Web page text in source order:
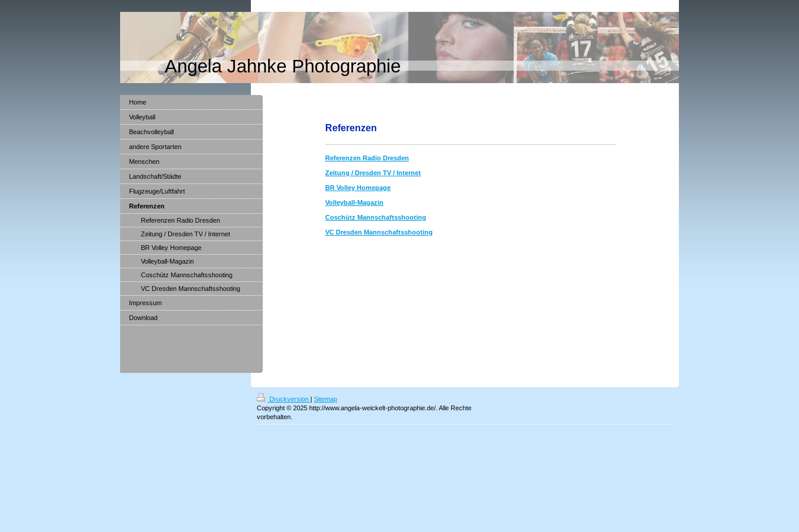
Angela Jahnke Photographie
Referenzen
Referenzen Radio Dresden
Zeitung / Dresden TV / Internet
BR Volley Homepage
Volleyball-Magazin
Coschütz Mannschaftsshooting
VC Dresden Mannschaftsshooting
Home
Volleyball
Beachvolleyball
andere Sportarten
Menschen
Landschaft/Städte
Flugzeuge/Luftfahrt
Referenzen
Referenzen Radio Dresden
Zeitung / Dresden TV / Internet
BR Volley Homepage
Volleyball-Magazin
Coschütz Mannschaftsshooting
VC Dresden Mannschaftsshooting
Impressum
Download
Druckversion | Sitemap
Copyright © 2025 http://www.angela-weickelt-photographie.de/. Alle Rechte
vorbehalten.